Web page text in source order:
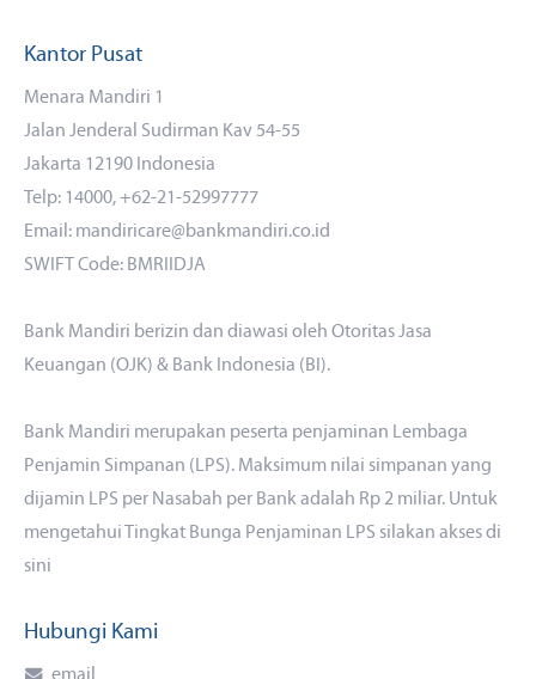
Kantor Pusat
Menara Mandiri 1
Jalan Jenderal Sudirman Kav 54-55
Jakarta 12190 Indonesia
Telp: 14000, +62-21-52997777
Email: mandiricare@bankmandiri.co.id
SWIFT Code: BMRIIDJA
Bank Mandiri berizin dan diawasi oleh Otoritas Jasa
Keuangan (OJK) & Bank Indonesia (BI).
Bank Mandiri merupakan peserta penjaminan Lembaga
Penjamin Simpanan (LPS). Maksimum nilai simpanan yang
dijamin LPS per Nasabah per Bank adalah Rp 2 miliar. Untuk
mengetahui Tingkat Bunga Penjaminan LPS silakan aksesdi
sini
Hubungi Kami